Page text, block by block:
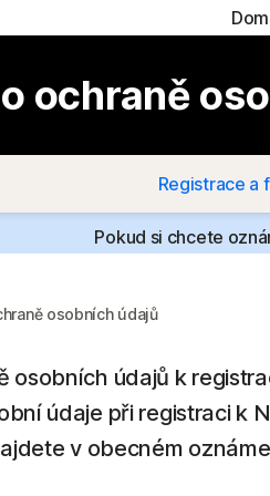
ochraně
Registrace a
Pokud si chcete
osobních údajů
osobních údajů k
údaje při registraci k
v obecném